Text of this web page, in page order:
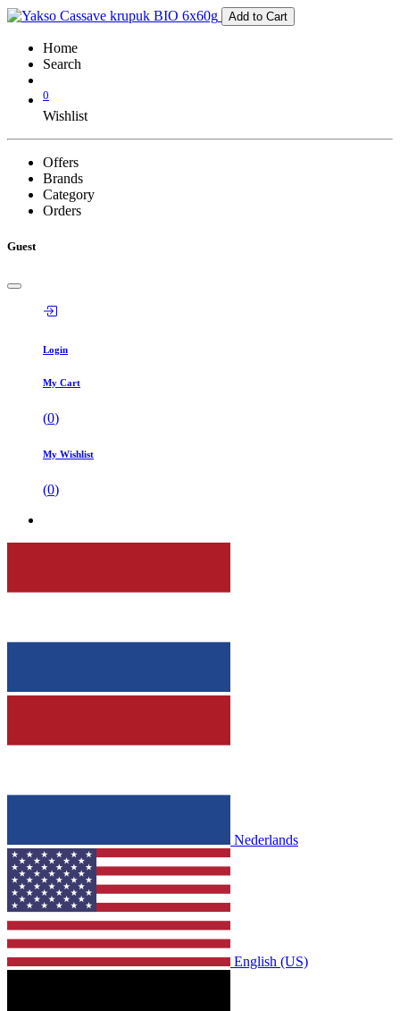
Add to Cart
Home
Search
0
Wishlist
Offers
Brands
Category
Orders
Guest
Login
My Cart
(0)
My Wishlist
(0)
Nederlands
English (US)